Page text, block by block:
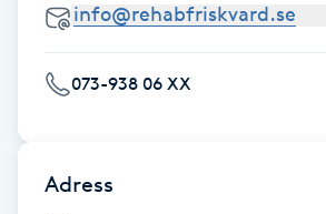
Fransförlängning
Fransförlängning Volym
073-938 06 XX
Adress